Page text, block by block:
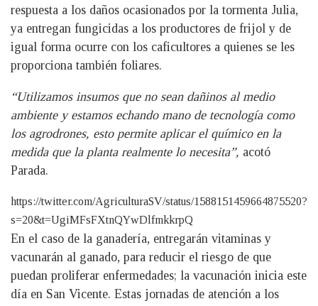
respuesta a los daños ocasionados por la tormenta Julia,
ya entregan fungicidas a los productores de frijol y de
igual forma ocurre con los caficultores a quienes se les
proporciona también foliares.
“Utilizamos insumos que no sean dañinos al medio
ambiente y estamos echando mano de tecnología como
los agrodrones, esto permite aplicar el químico en la
medida que la planta realmente lo necesita”, acotó
Parada.
https://twitter.com/AgriculturaSV/status/1588151459664875520?
s=20&t=UgiMFsFXtnQYwDlfmkkrpQ
En el caso de la ganadería, entregarán vitaminas y
vacunarán al ganado, para reducir el riesgo de que
puedan proliferar enfermedades; la vacunación inicia este
día en San Vicente. Estas jornadas de atención a los